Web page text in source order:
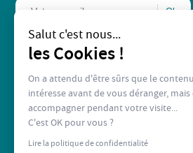
Salut c'est nous...
les Cookies !
On a attendu d'être sûrs que le
intéresse avant de vous déranger,
accompagner pendant votre visite...
C'est OK pour vous ?
Lire la politique de confidentialité